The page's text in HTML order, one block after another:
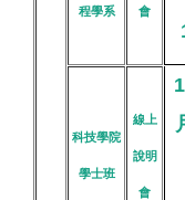
程學系 會
科技學院
學士班
線上
說明
會